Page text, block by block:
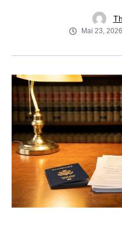
Mai 23, 2026